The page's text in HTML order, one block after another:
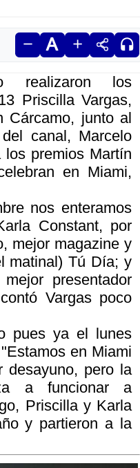
realizaron los
Priscilla Vargas,
Cárcamo, junto al
canal, Marcelo
premios Martín
en Miami,
nos enteramos
Constant, por
mejor magazine y
matinal)Tú Día; y
presentador
Vargas poco
pues ya el lunes
en Miami
desayuno, pero la
a funcionar a
Priscilla y Karla
y partieron a la